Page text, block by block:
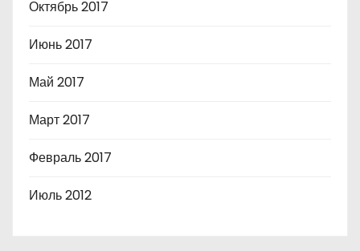
Октябрь 2017
Июнь 2017
Май 2017
Март 2017
Февраль 2017
Июль 2012